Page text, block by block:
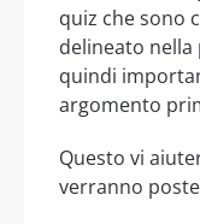
quiz che sono
delineato nella
quindi
argomento
Questo vi
verranno